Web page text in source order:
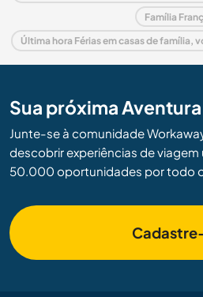
Família
Sua próxima
Junte-se à comunidade
descobrir experiências de
50.000 oportunidades por todo